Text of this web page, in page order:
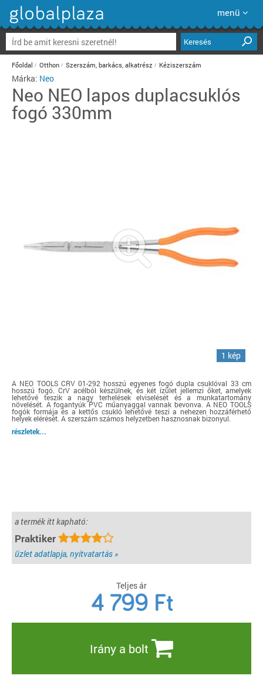
menü
Keresés
Főoldal Otthon Szerszám, barkács, alkatrész Kéziszerszám
Márka: Neo
Neo NEO lapos duplacsuklós
fogó 330mm
1 kép
A NEO TOOLS CRV 01-292 hosszú egyenes fogó dupla csuklóval 33 cm
hosszú fogó. CrV acélból készülnek, és két ízület jellemzi őket, amelyek
lehetővé teszik a nagy terhelések elviselését és a munkatartomány
növelését. A fogantyúk PVC műanyaggal vannak bevonva. A NEO TOOLS
fogók formája és a kettős csukló lehetővé teszi a nehezen hozzáférhető
helyek elérését. A szerszám számos helyzetben hasznosnak bizonyul.
részletek...
a termék itt kapható:
Praktiker
üzlet adatlapja, nyitvatartás »
Teljes ár
4 799 Ft
Irány a bolt